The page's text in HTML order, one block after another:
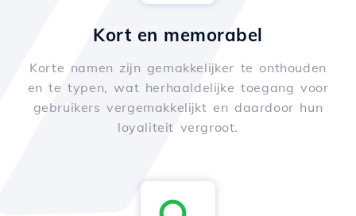
Kort en memorabel
Korte namen zijn gemakkelijker te onthouden
en te typen, wat herhaaldelijke toegang voor
gebruikers vergemakkelijkt en daardoor hun
loyaliteit vergroot.